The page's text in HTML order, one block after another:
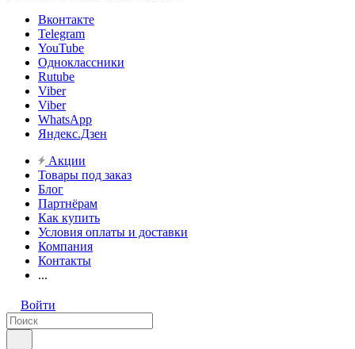
Вконтакте
Telegram
YouTube
Одноклассники
Rutube
Viber
Viber
WhatsApp
Яндекс.Дзен
Акции
Товары под заказ
Блог
Партнёрам
Как купить
Условия оплаты и доставки
Компания
Контакты
...
Войти